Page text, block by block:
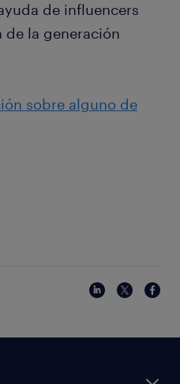
de influencers
de la generación
sobre alguno de